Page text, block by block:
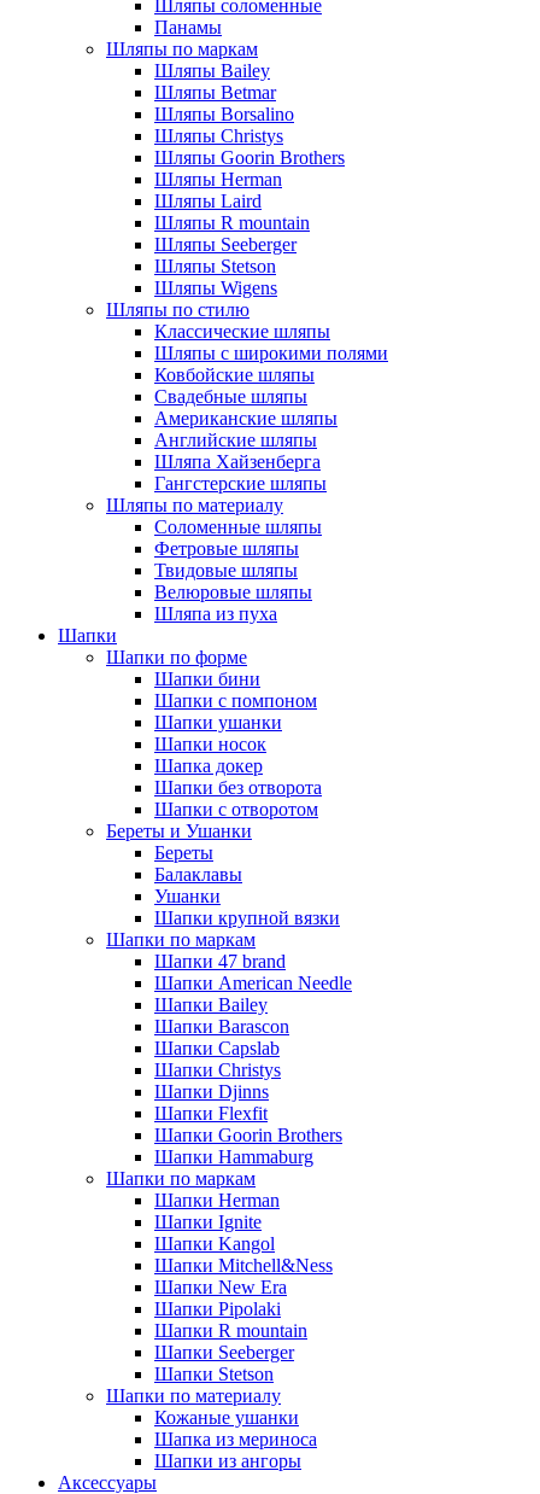
Шляпы соломенные
Панамы
Шляпы по маркам
Шляпы Bailey
Шляпы Betmar
Шляпы Borsalino
Шляпы Christys
Шляпы Goorin Brothers
Шляпы Herman
Шляпы Laird
Шляпы R mountain
Шляпы Seeberger
Шляпы Stetson
Шляпы Wigens
Шляпы по стилю
Классические шляпы
Шляпы с широкими полями
Ковбойские шляпы
Свадебные шляпы
Американские шляпы
Английские шляпы
Шляпа Хайзенберга
Гангстерские шляпы
Шляпы по материалу
Соломенные шляпы
Фетровые шляпы
Твидовые шляпы
Велюровые шляпы
Шляпа из пуха
Шапки
Шапки по форме
Шапки бини
Шапки с помпоном
Шапки ушанки
Шапки носок
Шапка докер
Шапки без отворота
Шапки с отворотом
Береты и Ушанки
Береты
Балаклавы
Ушанки
Шапки крупной вязки
Шапки по маркам
Шапки 47 brand
Шапки American Needle
Шапки Bailey
Шапки Barascon
Шапки Capslab
Шапки Christys
Шапки Djinns
Шапки Flexfit
Шапки Goorin Brothers
Шапки Hammaburg
Шапки по маркам
Шапки Herman
Шапки Ignite
Шапки Kangol
Шапки Mitchell&Ness
Шапки New Era
Шапки Pipolaki
Шапки R mountain
Шапки Seeberger
Шапки Stetson
Шапки по материалу
Кожаные ушанки
Шапка из мериноса
Шапки из ангоры
Аксессуары